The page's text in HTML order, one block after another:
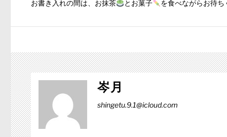
お書き入れの間は、お抹茶
とお菓子 を食べながらお待ち
岑月
shingetu.9.1@icloud.com